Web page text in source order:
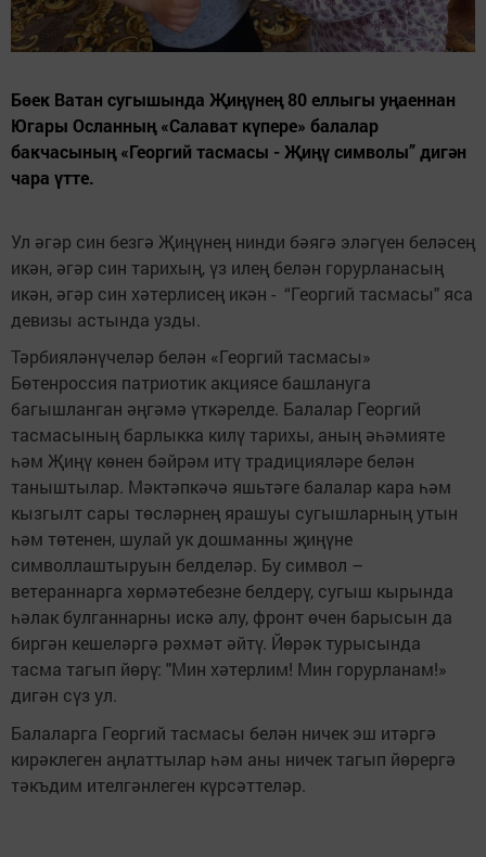
Бөек Ватан сугышында Җиңүнең 80 еллыгы уңаеннан
Югары Осланның «Салават күпере» балалар
бакчасының «Георгий тасмасы - Җиңү символы” дигән
чара үтте.
Ул әгәр син безгә Җиңүнең нинди бәягә эләгүен беләсең
икән, әгәр син тарихың, үз илең белән горурланасың
икән, әгәр син хәтерлисең икән - “Георгий тасмасы" яса
девизы астында узды.
Тәрбияләнүчеләр белән «Георгий тасмасы»
Бөтенроссия патриотик акциясе башлануга
багышланган әңгәмә үткәрелде. Балалар Георгий
тасмасының барлыкка килү тарихы, аның әһәмияте
һәм Җиңү көнен бәйрәм итү традицияләре белән
таныштылар. Мәктәпкәчә яшьтәге балалар кара һәм
кызгылт сары төсләрнең ярашуы сугышларның утын
һәм төтенен, шулай ук дошманны җиңүне
символлаштыруын белделәр. Бу символ –
ветераннарга хөрмәтебезне белдерү, сугыш кырында
һәлак булганнарны искә алу, фронт өчен барысын да
биргән кешеләргә рәхмәт әйтү. Йөрәк турысында
тасма тагып йөрү: "Мин хәтерлим! Мин горурланам!»
дигән сүз ул.
Балаларга Георгий тасмасы белән ничек эш итәргә
кирәклеген аңлаттылар һәм аны ничек тагып йөрергә
тәкъдим ителгәнлеген күрсәттеләр.